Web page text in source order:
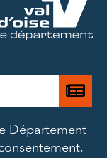
MAIL
Je
à
Département